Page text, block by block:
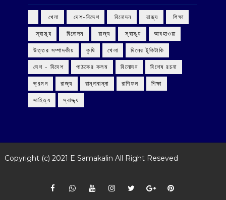
‌ খেলা ‌ দেশ-বিদেশ ‌ বিনোদন ‌ রাজ্য ‌ শিক্ষা
‌ স্বাস্থ্য ‌ বিনোদন ‌ রাজ্য ‌ স্বাস্থ্য আবহাওয়া
উত্তর সম্পাদকীয় কৃষি খেলা দিনের টুকিটাকি
দেশ - বিদেশ পাঠকের কলম বিনোদন বিশেষ রচনা
ভ্রমন রাজ্য রান্নাবান্না রাশিফল শিক্ষা
সাহিত্য স্বাস্থ্য
Copyright (c) 2021 E Samakalin All Right Reseved